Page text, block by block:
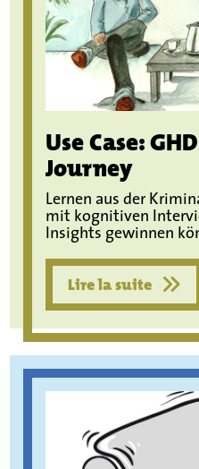
Use Case:
Journey
Lernen aus der
mit kognitiven
Insights gewinnen
Lire la suite